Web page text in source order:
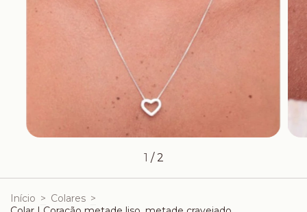
1 /2
Início > Colares >